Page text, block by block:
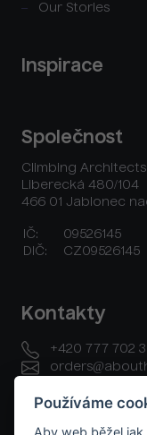
Our Stories
Inspirace
Společnost
Climbing Architects
Liberecká 480/104
466 01 Jablonec
IČ:
09526145
DIČ:
CZ09526145
Kontakty
+420 777 702
Používáme
Aby web běžel